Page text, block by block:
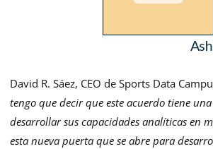
David R. Sáez, CEO de Sports Data
tengo que decir que este acuerdo tiene
desarrollar sus capacidades analíticas en
esta nueva puerta que se abre para